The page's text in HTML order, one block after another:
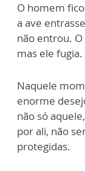
O homem
a ave
não entrou.
mas ele
Naquele
enorme
não só
por ali, não
protegidas.